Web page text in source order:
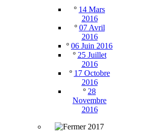
º 14 Mars
2016
º 07 Avril
2016
º 06 Juin 2016
º 25 Juillet
2016
º 17 Octobre
2016
º 28
Novembre
2016
2017